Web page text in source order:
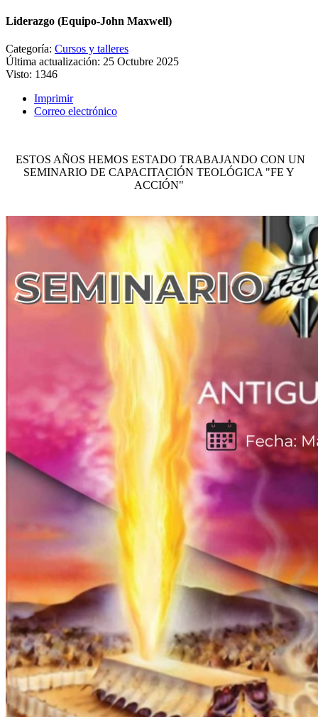
Liderazgo (Equipo-John Maxwell)
Categoría: Cursos y talleres
Última actualización: 25 Octubre 2025
Visto: 1346
Imprimir
Correo electrónico
ESTOS AÑOS HEMOS ESTADO TRABAJANDO CON UN
SEMINARIO DE CAPACITACIÓN TEOLÓGICA "FE Y
ACCIÓN"